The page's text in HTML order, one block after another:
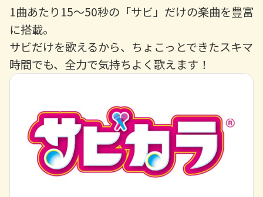
1曲あたり15〜50秒の「サビ」だけの楽曲を豊富
に搭載。
サビだけを歌えるから、ちょこっとできたスキマ
時間でも、全力で気持ちよく歌えます！